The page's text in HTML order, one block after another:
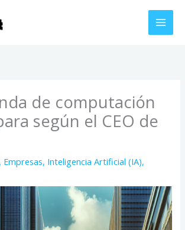
de computación
según el CEO de
, Empresas, Inteligencia Artificial (IA),